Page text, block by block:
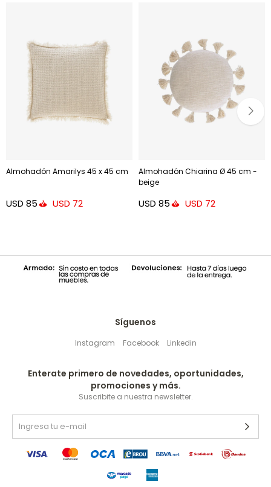
Almohadón Amarilys 45 x 45 cm
USD 85 USD 72
Almohadón Chiarina Ø 45 cm -
beige
USD 85 USD 72
Síguenos
Instagram Facebook Linkedin
Enterate primero de novedades, oportunidades,
promociones y más.
Suscribite a nuestra newsletter.